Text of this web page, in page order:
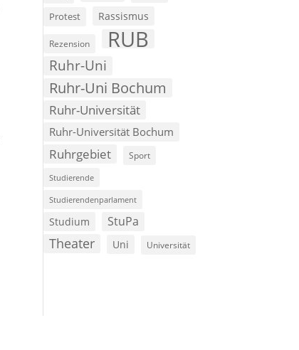
Protest Rassismus
Rezension RUB
Ruhr-Uni
Ruhr-Uni Bochum
Ruhr-Universität
Ruhr-Universität Bochum
Ruhrgebiet Sport
Studierende
Studierendenparlament
Studium StuPa
Theater Uni Universität